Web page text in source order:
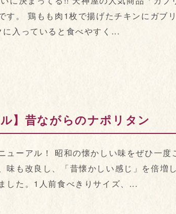
す。 鶏もも肉1枚で揚げたチキンにガブ
に入っていると食べやすく...
】昔ながらのナポリタン
ューアル！ 昭和の懐かしい味をぜひ一
味も改良し、「昔懐かしい感じ」を倍増
した。1人前食べきりサイズ、...